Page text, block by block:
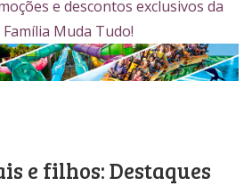
e descontos exclusivos da
Família Muda Tudo!
e filhos: Destaques